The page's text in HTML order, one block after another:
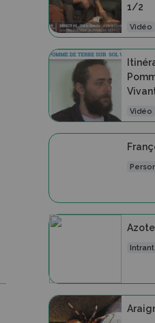
1/2
Vidéo
Vidéo
Azote
Intrant